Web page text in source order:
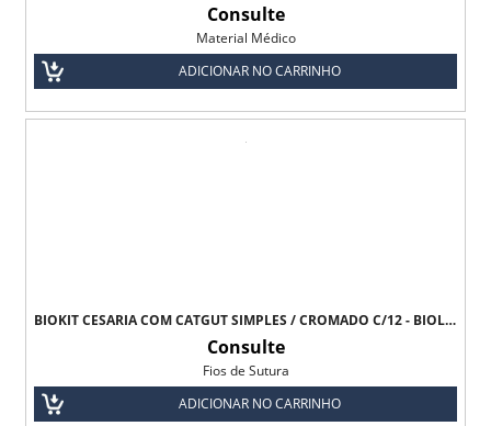
Consulte
Material Médico
ADICIONAR NO CARRINHO
BIOKIT CESARIA COM CATGUT SIMPLES / CROMADO C/12 - BIOLINE
Consulte
Fios de Sutura
ADICIONAR NO CARRINHO